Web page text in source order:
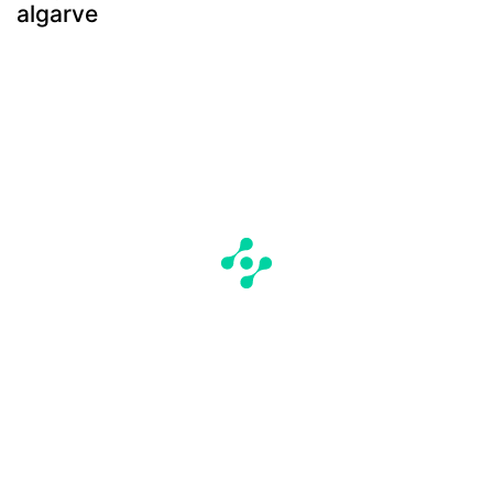
algarve